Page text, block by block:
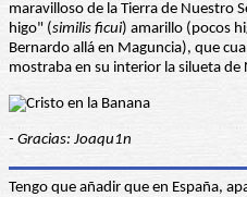
maravilloso de la Tierra de Nuestro
higo" (similis ficui) amarillo (pocos
Bernardo allá en Maguncia), que
mostraba en su interior la silueta
- Gracias: Joaqu1n
Tengo que añadir que en España,